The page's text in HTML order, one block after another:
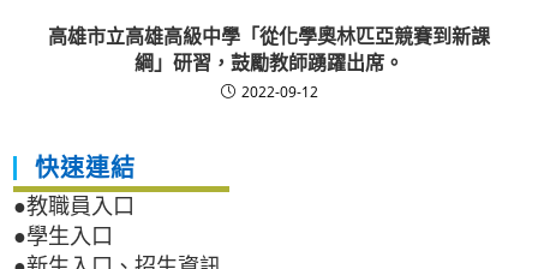
高雄市立高雄高級中學「從化學奧林匹亞競賽到新課
綱」研習，鼓勵教師踴躍出席。
2022-09-12
快速連結
●教職員入口
●學生入口